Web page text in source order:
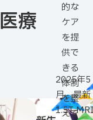
療
的な
ケア
を提
供で
きる
体制
を整
えて
2025年5
月、最新
1.5T MRI